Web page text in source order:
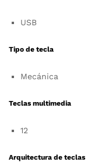
USB
Tipo de tecla
Mecánica
Teclas multimedia
12
Arquitectura de teclas